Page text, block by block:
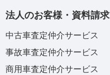
法人のお客様・資料請求
中古車査定仲介サービス
事故車査定仲介サービス
商用車査定仲介サービス